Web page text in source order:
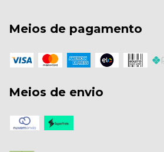
Meios de pagamento
Meios de envio